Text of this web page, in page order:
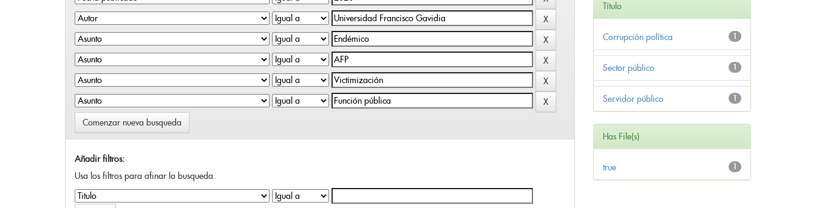
Comenzar nueva busqueda
Añadir filtros:
Usa los filtros para afinar la busqueda.
Título
1
Corrupción política
1
Sector público
1
Servidor público
Has File(s)
1
true